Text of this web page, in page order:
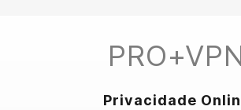
Privacidade